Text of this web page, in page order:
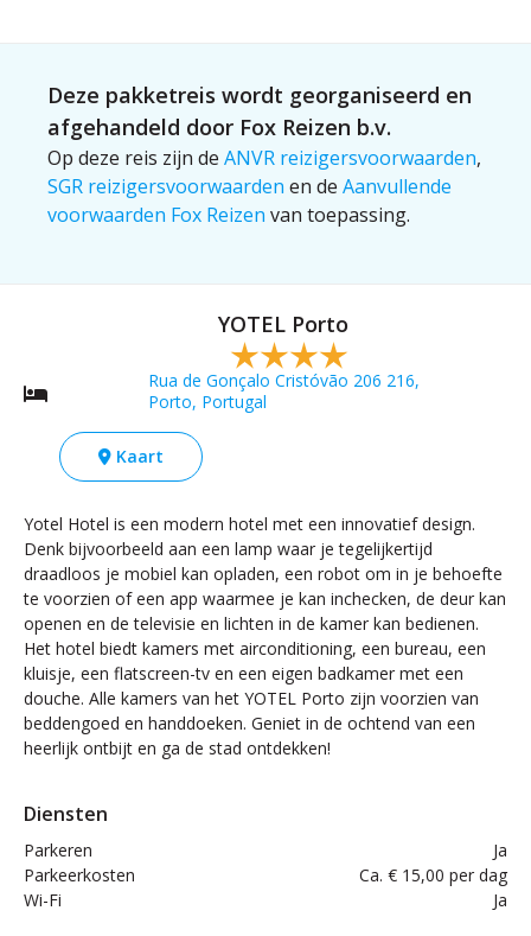
Deze pakketreis wordt georganiseerd en
afgehandeld door Fox Reizen b.v.
Op deze reis zijn de ANVR reizigersvoorwaarden,
SGR reizigersvoorwaarden en de Aanvullende
voorwaarden Fox Reizen van toepassing.
YOTEL Porto
Rua de Gonçalo Cristóvão 206 216,
Porto, Portugal
Kaart
Yotel Hotel is een modern hotel met een innovatief design.
Denk bijvoorbeeld aan een lamp waar je tegelijkertijd
draadloos je mobiel kan opladen, een robot om in je behoefte
te voorzien of een app waarmee je kan inchecken, de deur kan
openen en de televisie en lichten in de kamer kan bedienen.
Het hotel biedt kamers met airconditioning, een bureau, een
kluisje, een flatscreen-tv en een eigen badkamer met een
douche. Alle kamers van het YOTEL Porto zijn voorzien van
beddengoed en handdoeken. Geniet in de ochtend van een
heerlijk ontbijt en ga de stad ontdekken!
Diensten
Parkeren
Ja
Parkeerkosten
Ca. € 15,00 per dag
Wi-Fi
Ja